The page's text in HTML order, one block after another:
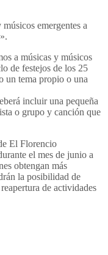
emergentes a
a músicas y músicos
de festejos de los 25
un tema propio o una
incluir una pequeña
o grupo y canción que
El Florencio
el mes de junio a
obtengan más
la posibilidad de
de actividades